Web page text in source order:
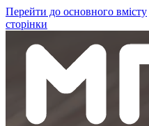
Перейти до основного вмісту
сторінки